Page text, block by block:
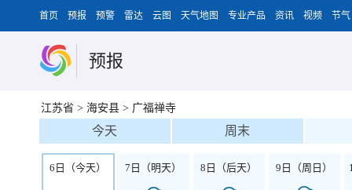
首页 预报 预警 雷达 云图 天气地图 专业产品 资讯 视频 节气
预报
江苏省 > 海安县 > 广福禅寺
今天 周末
6日（今天） 7日（明天） 8日（后天） 9日（周日）